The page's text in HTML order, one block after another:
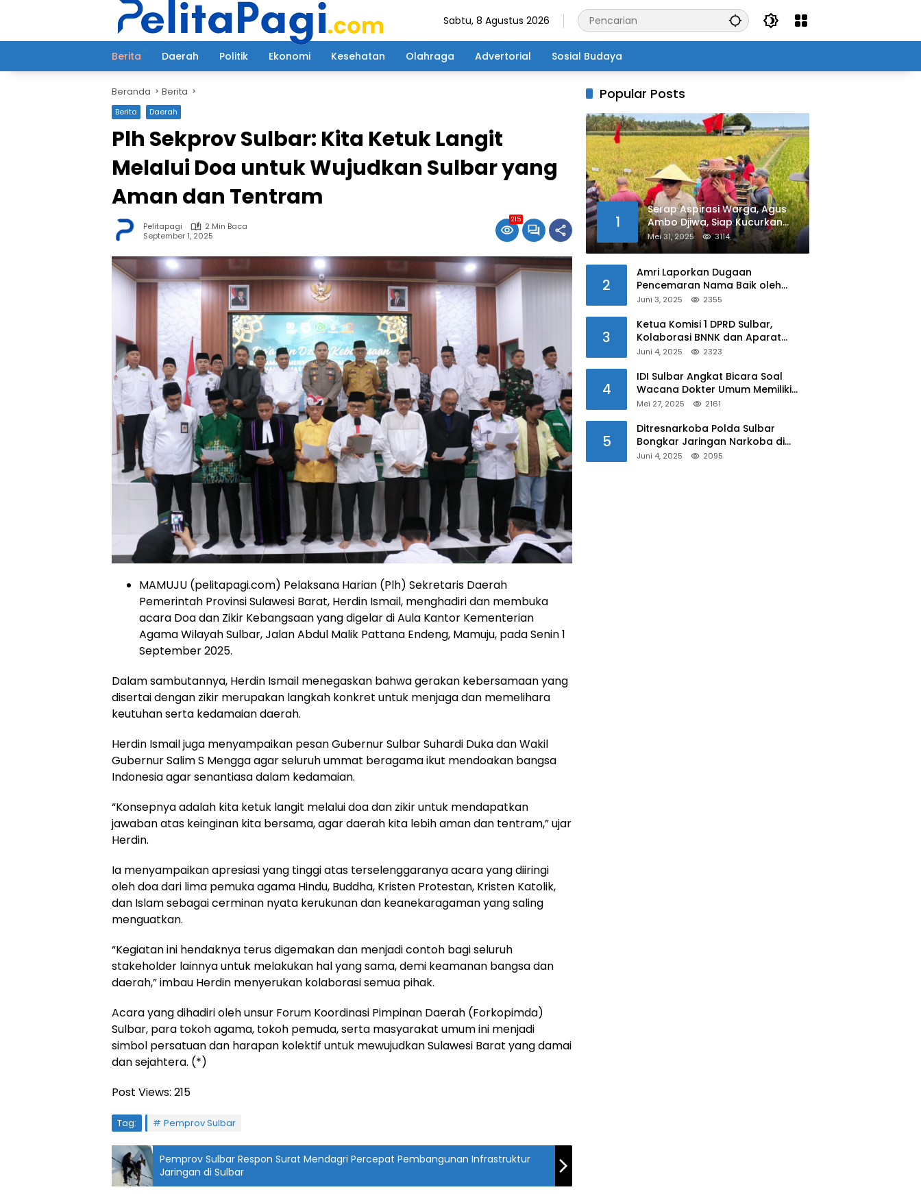
Sabtu, 8 Agustus 2026
Berita Daerah Politik Ekonomi Kesehatan Olahraga Advertorial Sosial Budaya
Beranda Berita
Berita Daerah
Plh Sekprov Sulbar: Kita Ketuk Langit
Melalui Doa untuk Wujudkan Sulbar yang
Aman dan Tentram
Pelitapagi
2 Min Baca
September 1, 2025
215
MAMUJU (pelitapagi.com) Pelaksana Harian (Plh) Sekretaris Daerah
Pemerintah Provinsi Sulawesi Barat, Herdin Ismail, menghadiri dan membuka
acara Doa dan Zikir Kebangsaan yang digelar di Aula Kantor Kementerian
Agama Wilayah Sulbar, Jalan Abdul Malik Pattana Endeng, Mamuju, pada Senin 1
September 2025.
Dalam sambutannya, Herdin Ismail menegaskan bahwa gerakan kebersamaan yang
disertai dengan zikir merupakan langkah konkret untuk menjaga dan memelihara
keutuhan serta kedamaian daerah.
Herdin Ismail juga menyampaikan pesan Gubernur Sulbar Suhardi Duka dan Wakil
Gubernur Salim S Mengga agar seluruh ummat beragama ikut mendoakan bangsa
Indonesia agar senantiasa dalam kedamaian.
“Konsepnya adalah kita ketuk langit melalui doa dan zikir untuk mendapatkan
jawaban atas keinginan kita bersama, agar daerah kita lebih aman dan tentram,” ujar
Herdin.
Ia menyampaikan apresiasi yang tinggi atas terselenggaranya acara yang diiringi
oleh doa dari lima pemuka agama Hindu, Buddha, Kristen Protestan, Kristen Katolik,
dan Islam sebagai cerminan nyata kerukunan dan keanekaragaman yang saling
menguatkan.
“Kegiatan ini hendaknya terus digemakan dan menjadi contoh bagi seluruh
stakeholder lainnya untuk melakukan hal yang sama, demi keamanan bangsa dan
daerah,” imbau Herdin menyerukan kolaborasi semua pihak.
Acara yang dihadiri oleh unsur Forum Koordinasi Pimpinan Daerah (Forkopimda)
Sulbar, para tokoh agama, tokoh pemuda, serta masyarakat umum ini menjadi
simbol persatuan dan harapan kolektif untuk mewujudkan Sulawesi Barat yang damai
dan sejahtera. (*)
Post Views: 215
Tag: Pemprov Sulbar
Pemprov Sulbar Respon Surat Mendagri Percepat Pembangunan Infrastruktur
Jaringan di Sulbar
Popular Posts
1
Serap Aspirasi Warga, Agus
Ambo Djiwa, Siap Kucurkan
Bantuan Pertanian di Kalukku
Mei 31, 2025 3114
2
Amri Laporkan Dugaan
Pencemaran Nama Baik oleh
Oknum Polisi ke Propam Polda
Juni 3, 2025 2355
3
Ketua Komisi 1 DPRD Sulbar,
Kolaborasi BNNK dan Aparat
Kepolisian Tekan Penyalahgunaan
Juni 4, 2025 2323
4
IDI Sulbar Angkat Bicara Soal
Wacana Dokter Umum Memiliki
Kewenangan Operasi Caesar
Mei 27, 2025 2161
5
Ditresnarkoba Polda Sulbar
Bongkar Jaringan Narkoba di
Mamuju, Dua Pria Ditangkap! Jejak
Juni 4, 2025 2095